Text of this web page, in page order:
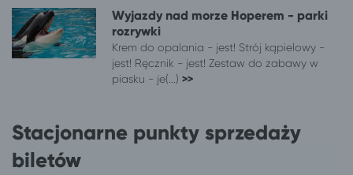
Wrocław
Dźwirzyno
Wrocław
Mielenko, gm. Mielno
Wrocław
Paprotno, gm. Mielno
Wicie gm. Darłowo
Mielno
Wrocław
Jelenia Góra
Wrocław
Stronie Śląskie
Wrocław
Wyjazdy nad morze Hoperem - parki
rozrywki
Krem do opalania - jest! Strój kąpielowy -
jest! Ręcznik - jest! Zestaw do zabawy w
piasku - je(...) >>
Stacjonarne punkty sprzedaży
biletów